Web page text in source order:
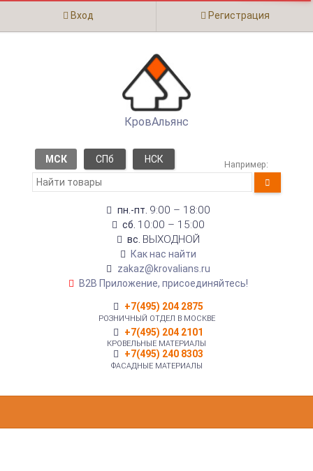
Вход Регистрация
КровАльянс
МСК СПб НСК Например:
пн.-пт. 9:00 – 18:00
сб. 10:00 – 15:00
вс. ВЫХОДНОЙ
Как нас найти
zakaz@krovalians.ru
B2B Приложение, присоединяйтесь!
+7(495) 204 2875
РОЗНИЧНЫЙ ОТДЕЛ В МОСКВЕ
+7(495) 204 2101
КРОВЕЛЬНЫЕ МАТЕРИАЛЫ
+7(495) 240 8303
ФАСАДНЫЕ МАТЕРИАЛЫ